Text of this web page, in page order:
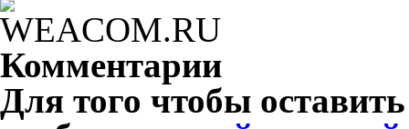
Комментарии
Для того чтобы